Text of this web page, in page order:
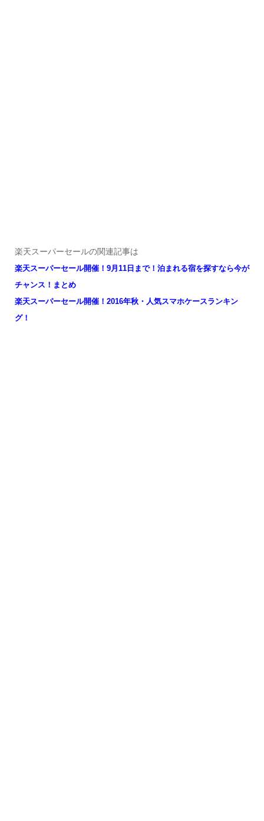
楽天スーパーセールの関連記事は
楽天スーパーセール開催！9月11日まで！泊まれる宿を探すなら今が
チャンス！まとめ
楽天スーパーセール開催！2016年秋・人気スマホケースランキン
グ！